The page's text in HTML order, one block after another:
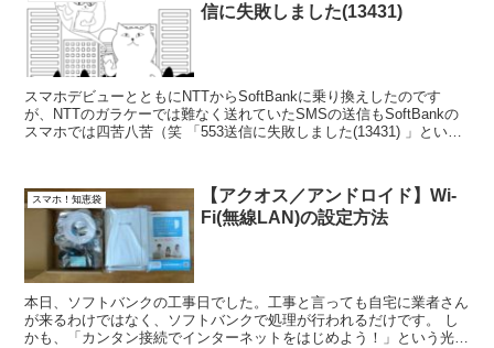
信に失敗しました(13431)
スマホデビューとともにNTTからSoftBankに乗り換えしたのです
が、NTTのガラケーでは難なく送れていたSMSの送信もSoftBankの
スマホでは四苦八苦（笑 「553送信に失敗しました(13431) 」という
スマホ！知恵袋
【アクオス／アンドロイド】Wi-
Fi(無線LAN)の設定方法
本日、ソフトバンクの工事日でした。工事と言っても自宅に業者さん
が来るわけではなく、ソフトバンクで処理が行われるだけです。 し
かも、「カンタン接続でインターネットをはじめよう！」という光